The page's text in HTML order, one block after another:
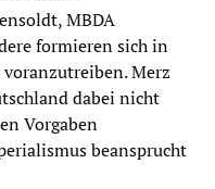
MBDA
formieren sich in
Merz
dabei nicht
Vorgaben
beansprucht